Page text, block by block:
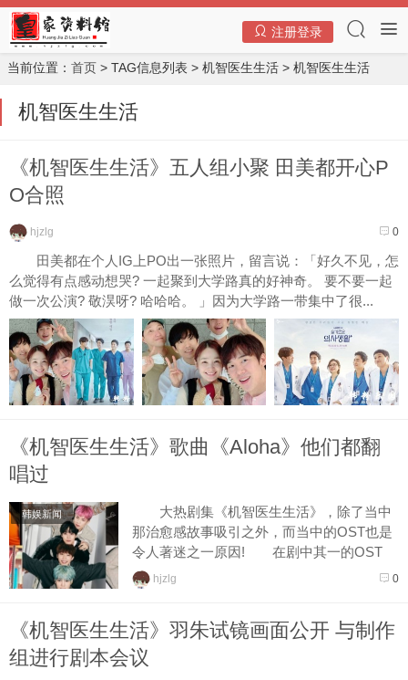
注册登录
当前位置： 首页 > TAG信息列表 > 机智医生生活 > 机智医生生活
机智医生生活
《机智医生生活》五人组小聚 田美都开心P
O合照
0
hjzlg
田美都在个人IG上PO出一张照片，留言说：「好久不见，怎
么觉得有点感动想哭? 一起聚到大学路真的好神奇。 要不要一起
做一次公演? 敬淏呀? 哈哈哈。 」因为大学路一带集中了很...
《机智医生生活》歌曲《Aloha》他们都翻
唱过
韩娱新闻
大热剧集《机智医生生活》，除了当中
那治愈感故事吸引之外，而当中的OST也是
令人著迷之一原因! 在剧中其一的OST
《Aloha》(아로하)，是由曹政奭翻唱90年代
韩国三人混合组合...
0
hjzlg
《机智医生生活》羽朱试镜画面公开 与制作
组进行剧本会议